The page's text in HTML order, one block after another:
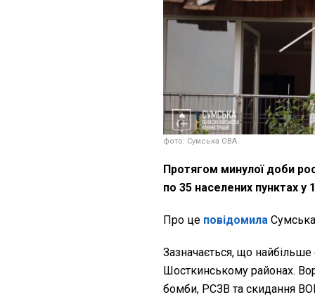
фото: Сумська ОВА
Протягом минулої доби
по 35 населених пунктах у
Про це повідомила
Зазначається, що
Шосткинському районах.
бомби, РСЗВ та скидання